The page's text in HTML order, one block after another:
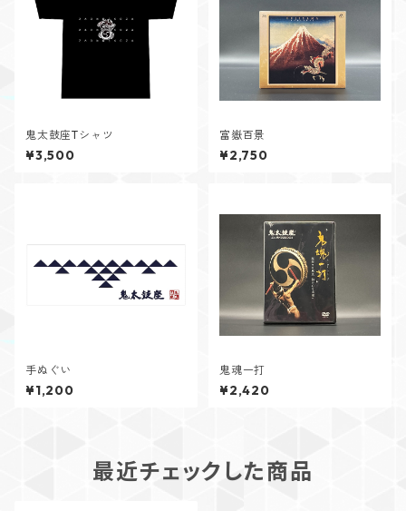
鬼太鼓座Tシャツ
¥3,500
富嶽百景
¥2,750
手ぬぐい
¥1,200
鬼魂一打
¥2,420
最近チェックした商品